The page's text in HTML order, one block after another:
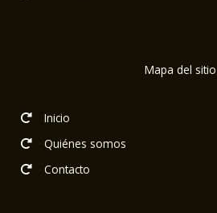
Mapa del sitio
Inicio
Quiénes somos
Contacto